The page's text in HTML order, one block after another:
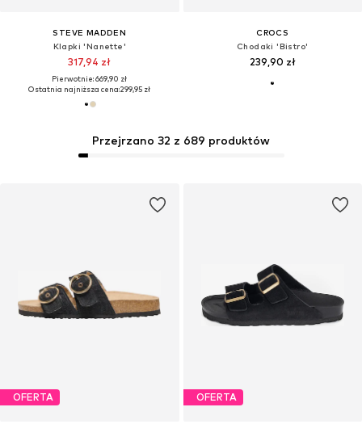
STEVE MADDEN
Klapki 'Nanette'
317,94 zł
Pierwotnie: 669,90 zł
Ostatnia najniższa cena:299,95 zł
CROCS
Chodaki 'Bistro'
239,90 zł
OFERTA OFERTA
Przejrzano 32 z 689 produktów